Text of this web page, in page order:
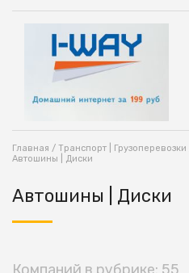
Главная / Транспорт | Грузоперевозки
Автошины | Диски
Автошины | Диски
Компаний в рубрике: 55